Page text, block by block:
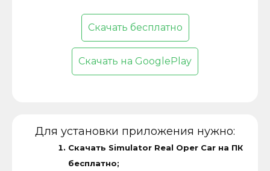
Скачать бесплатно
Скачать на GooglePlay
Для установки приложения нужно:
Скачать Simulator Real Oper Car на ПК
бесплатно;